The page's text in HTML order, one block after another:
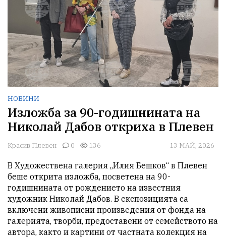
НОВИНИ
Изложба за 90-годишнината на
Николай Дабов откриха в Плевен
Красив Плевен 0 136 13 МАЙ, 2026
В Художествена галерия „Илия Бешков“ в Плевен
беше открита изложба, посветена на 90-
годишнината от рождението на известния
художник Николай Дабов. В експозицията са
включени живописни произведения от фонда на
галерията, творби, предоставени от семейството на
автора, както и картини от частната колекция на